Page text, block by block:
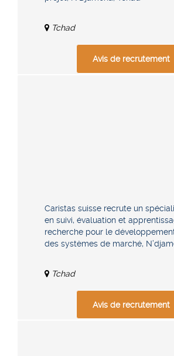
Tchad
Avis de recrutement
Caristas suisse recrute un
en suivi, évaluation et
recherche pour le
des systèmes de marché,
Tchad
Avis de recrutement